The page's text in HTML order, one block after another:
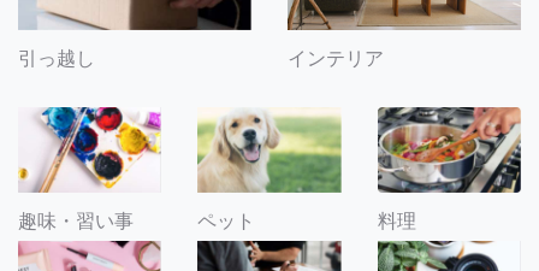
引っ越し インテリア
趣味・習い事 ペット 料理